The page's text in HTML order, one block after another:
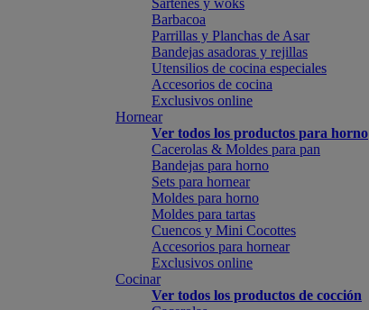
Sartenes y woks
Barbacoa
Parrillas y Planchas de Asar
Bandejas asadoras y rejillas
Utensilios de cocina especiales
Accesorios de cocina
Exclusivos online
Hornear
Ver todos los productos para horno
Cacerolas & Moldes para pan
Bandejas para horno
Sets para hornear
Moldes para horno
Moldes para tartas
Cuencos y Mini Cocottes
Accesorios para hornear
Exclusivos online
Cocinar
Ver todos los productos de cocción